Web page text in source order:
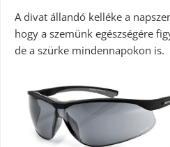
A divat állandó kelléke a
hogy a szemünk egészségére
de a szürke mindennapokon is.